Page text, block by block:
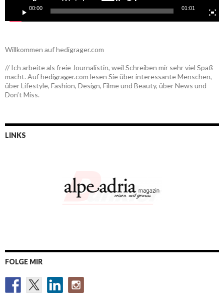
00:00 01:01
Willkommen auf hedigrager.com
// Ich arbeite als freie Journalistin, weil Schreiben mir sehr viel Spaß
macht. Auf hedigrager.com lesen Sie über interessante Menschen,
über Lifestyle, Fashion, Design, Filme und Beauty, über News und
Don’t Miss.
LINKS
FOLGE MIR